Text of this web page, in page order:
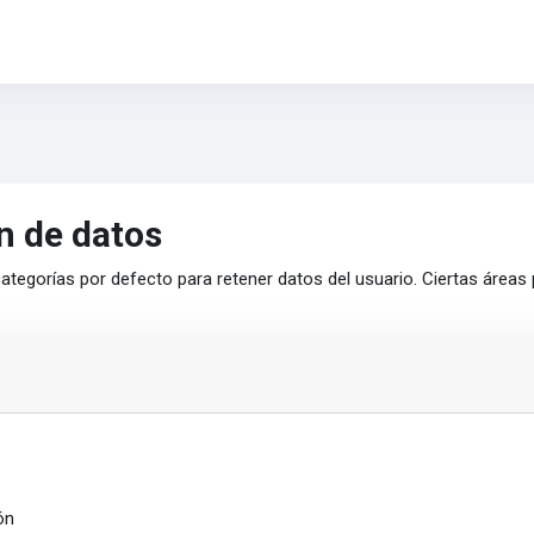
de datos
por defecto para retener datos del usuario. Ciertas